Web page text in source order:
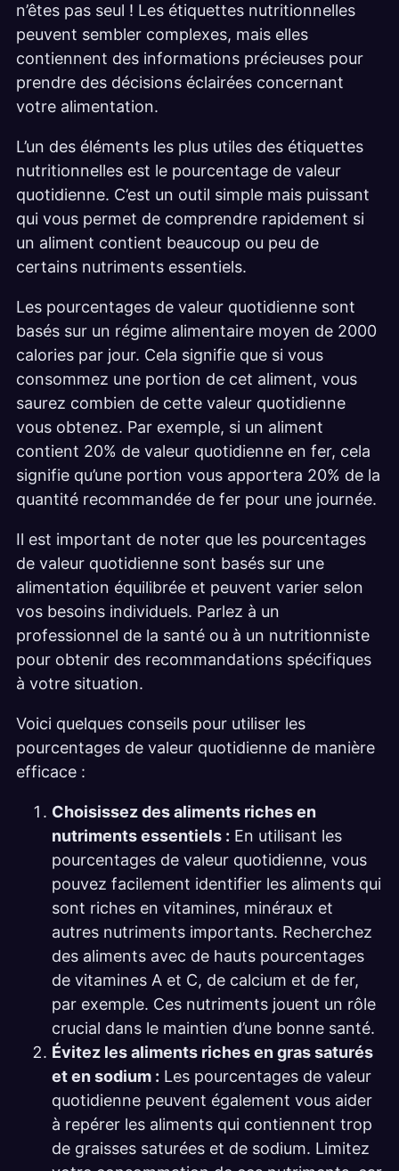
n’êtes pas seul ! Les étiquettes nutritionnelles
peuvent sembler complexes, mais elles
contiennent des informations précieuses pour
prendre des décisions éclairées concernant
votre alimentation.
L’un des éléments les plus utiles des étiquettes
nutritionnelles est le pourcentage de valeur
quotidienne. C’est un outil simple mais puissant
qui vous permet de comprendre rapidement si
un aliment contient beaucoup ou peu de
certains nutriments essentiels.
Les pourcentages de valeur quotidienne sont
basés sur un régime alimentaire moyen de 2000
calories par jour. Cela signifie que si vous
consommez une portion de cet aliment, vous
saurez combien de cette valeur quotidienne
vous obtenez. Par exemple, si un aliment
contient 20% de valeur quotidienne en fer, cela
signifie qu’une portion vous apportera 20% de la
quantité recommandée de fer pour une journée.
Il est important de noter que les pourcentages
de valeur quotidienne sont basés sur une
alimentation équilibrée et peuvent varier selon
vos besoins individuels. Parlez à un
professionnel de la santé ou à un nutritionniste
pour obtenir des recommandations spécifiques
à votre situation.
Voici quelques conseils pour utiliser les
pourcentages de valeur quotidienne de manière
efficace :
Choisissez des aliments riches en
nutriments essentiels : En utilisant les
pourcentages de valeur quotidienne, vous
pouvez facilement identifier les aliments qui
sont riches en vitamines, minéraux et
autres nutriments importants. Recherchez
des aliments avec de hauts pourcentages
de vitamines A et C, de calcium et de fer,
par exemple. Ces nutriments jouent un rôle
crucial dans le maintien d’une bonne santé.
Évitez les aliments riches en gras saturés
et en sodium : Les pourcentages de valeur
quotidienne peuvent également vous aider
à repérer les aliments qui contiennent trop
de graisses saturées et de sodium. Limitez